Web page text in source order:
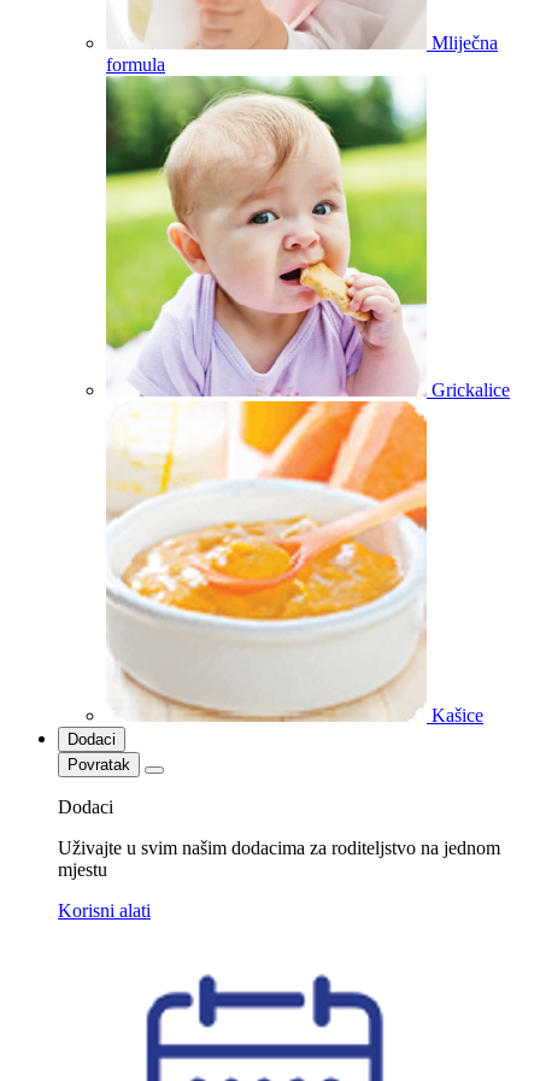
Mliječna
formula
Grickalice
Kašice
Dodaci
Povratak
Dodaci
Uživajte u svim našim dodacima za roditeljstvo na jednom
mjestu
Korisni alati